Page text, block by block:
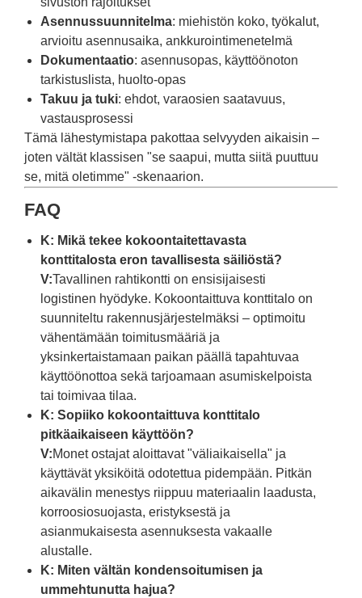
Asennussuunnitelma: miehistön koko, työkalut,
arvioitu asennusaika, ankkurointimenetelmä
Dokumentaatio: asennusopas, käyttöönoton
tarkistuslista, huolto-opas
Takuu ja tuki: ehdot, varaosien saatavuus,
vastausprosessi
Tämä lähestymistapa pakottaa selvyyden aikaisin –
joten vältät klassisen "se saapui, mutta siitä puuttuu
se, mitä oletimme" -skenaarion.
FAQ
K: Mikä tekee kokoontaitettavasta
konttitalosta eron tavallisesta säiliöstä?
V:Tavallinen rahtikontti on ensisijaisesti
logistinen hyödyke. Kokoontaittuva konttitalo on
suunniteltu rakennusjärjestelmäksi – optimoitu
vähentämään toimitusmääriä ja
yksinkertaistamaan paikan päällä tapahtuvaa
käyttöönottoa sekä tarjoamaan asumiskelpoista
tai toimivaa tilaa.
K: Sopiiko kokoontaittuva konttitalo
pitkäaikaiseen käyttöön?
V:Monet ostajat aloittavat "väliaikaisella" ja
käyttävät yksiköitä odotettua pidempään. Pitkän
aikavälin menestys riippuu materiaalin laadusta,
korroosiosuojasta, eristyksestä ja
asianmukaisesta asennuksesta vakaalle
alustalle.
K: Miten vältän kondensoitumisen ja
ummehtunutta hajua?